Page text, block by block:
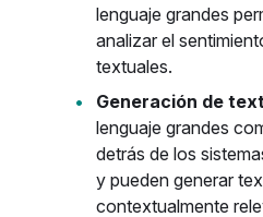
lenguaje grandes
analizar el
textuales.
Generación de
lenguaje grandes
detrás de los
y pueden generar
contextualmente